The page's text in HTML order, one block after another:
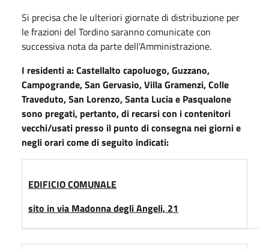
Si precisa che le ulteriori giornate di distribuzione per
le frazioni del Tordino saranno comunicate con
successiva nota da parte dell’Amministrazione.
I residenti a: Castellalto capoluogo, Guzzano,
Campogrande, San Gervasio, Villa Gramenzi, Colle
Traveduto, San Lorenzo, Santa Lucia e Pasqualone
sono pregati, pertanto, di recarsi con i contenitori
vecchi/usati presso il punto di consegna nei giorni e
negli orari come di seguito indicati:
EDIFICIO COMUNALE
sito in via Madonna degli Angeli, 21